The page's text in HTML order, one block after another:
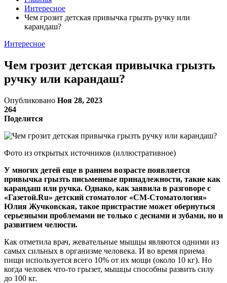
Интересное
Чем грозит детская привычка грызть ручку или
карандаш?
Интересное
Чем грозит детская привычка грызть
ручку или карандаш?
Опубликовано Ноя 28, 2023
264
Поделится
Фото из открытых источников (иллюстративное)
У многих детей еще в раннем возрасте появляется
привычка грызть письменные принадлежности, такие как
карандаш или ручка. Однако, как заявила в разговоре с
«Газетой.Ru» детский стоматолог «СМ-Стоматология»
Юлия Жучковская, такое пристрастие может обернуться
серьезными проблемами не только с деснами и зубами, но и
развитием челюсти.
Как отметила врач, жевательные мышцы являются одними из
самых сильных в организме человека. И во время приема
пищи используется всего 10% от их мощи (около 10 кг). Но
когда человек что-то грызет, мышцы способны развить силу
до 100 кг.